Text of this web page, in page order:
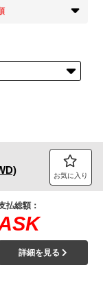
用ページはこちら
ン
高い順
お気に入り
払総額：
詳細を見る